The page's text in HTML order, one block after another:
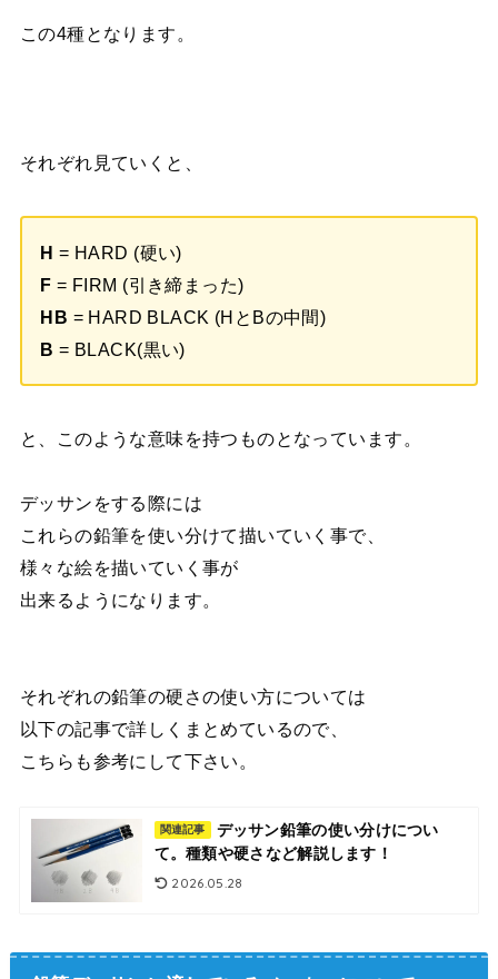
この4種となります。
それぞれ見ていくと、
H = HARD (硬い)
F = FIRM (引き締まった)
HB = HARD BLACK (HとBの中間)
B = BLACK(黒い)
と、このような意味を持つものとなっています。
デッサンをする際には
これらの鉛筆を使い分けて描いていく事で、
様々な絵を描いていく事が
出来るようになります。
それぞれの鉛筆の硬さの使い方については
以下の記事で詳しくまとめているので、
こちらも参考にして下さい。
関連記事
デッサン鉛筆の使い分けについ
て。種類や硬さなど解説します！
2026.05.28